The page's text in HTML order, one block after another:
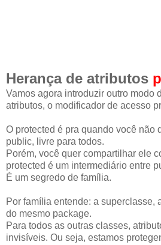
Herança de atributos
Vamos agora introduzir outro modo
atributos, o modificador de acesso
O protected é pra quando você não
public, livre para todos.
Porém, você quer compartilhar ele
protected é um intermediário entre
É um segredo de família.
Por família entende: a superclasse,
do mesmo package.
Para todos as outras classes,
invisíveis. Ou seja, estamos